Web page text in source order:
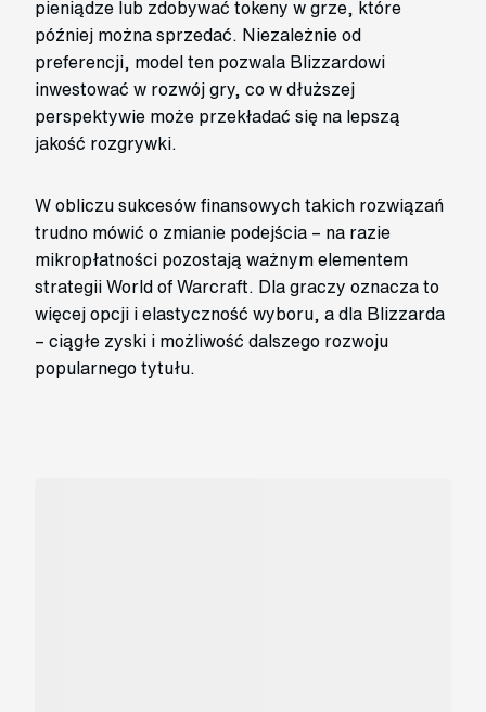
pieniądze lub zdobywać tokeny w grze, które
później można sprzedać. Niezależnie od
preferencji, model ten pozwala Blizzardowi
inwestować w rozwój gry, co w dłuższej
perspektywie może przekładać się na lepszą
jakość rozgrywki.
W obliczu sukcesów finansowych takich rozwiązań
trudno mówić o zmianie podejścia – na razie
mikropłatności pozostają ważnym elementem
strategii World of Warcraft. Dla graczy oznacza to
więcej opcji i elastyczność wyboru, a dla Blizzarda
– ciągłe zyski i możliwość dalszego rozwoju
popularnego tytułu.